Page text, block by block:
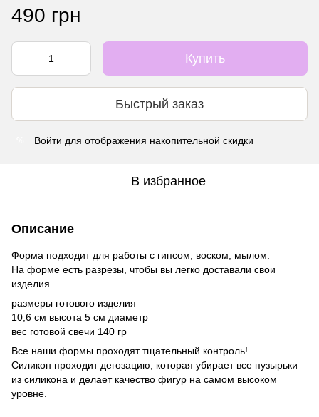
490 грн
Купить
Быстрый заказ
Войти для отображения накопительной скидки
В избранное
Описание
Форма подходит для работы с гипсом, воском, мылом.
На форме есть разрезы, чтобы вы легко доставали свои
изделия.
размеры готового изделия
10,6 см высота 5 см диаметр
вес готовой свечи 140 гр
Все наши формы проходят тщательный контроль!
Силикон проходит дегозацию, которая убирает все пузырьки
из силикона и делает качество фигур на самом высоком
уровне.